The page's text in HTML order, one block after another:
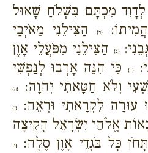
מִכְתָּם בִּשְׁלֹחַ שָׁאוּל
{ב}
הַצִּילֵנִי מֵאֹיְבַי
{ג}
הַצִּילֵנִי מִפֹּעֲלֵי אָוֶן
{ד}
כִּי הִנֵּה אָרְבוּ לְנַפְשִׁי
וְלֹא חַטָּאתִי יְהוָה:
{ה}
עוּרָה לִקְרָאתִי וּרְאֵה: {ו}
אֱלֹהֵי יִשְׂרָאֵל הָקִיצָה
כָּל בֹּגְדֵי אָוֶן סֶלָה:
{ז}